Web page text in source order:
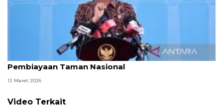
Prabowo akan tunjuk Hashim pimpin Satgas
Pembiayaan Taman Nasional
12 Maret 2026
Video Terkait